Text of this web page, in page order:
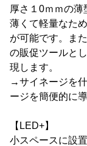
厚さ１0ｍｍの薄
薄くて軽量なた
が可能です。ま
の販促ツールと
現します。
→サイネージを
ージを簡便的に
【LED+】
小スペースに設